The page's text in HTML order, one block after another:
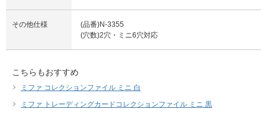
その他仕様
(品番)N-3355
(穴数)2穴・ミニ6穴対応
こちらもおすすめ
ミファ コレクションファイル ミニ 白
ミファ トレーディングカードコレクションファイル ミニ 黒